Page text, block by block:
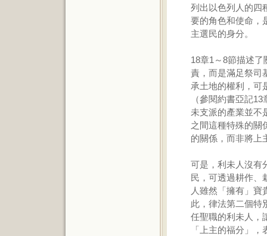
列出以色列人的四
要的角色和使命，
主選民的身分。
18章1～8節描述
責，而是滿足祭司
承土地的權利，可
（參閱約書亞記
未支派的產業並不
之間這種特殊的關
的關係，而非將上
可是，利未人沒有
民，可透過耕作、
人雖然「擁有」寶
此，律法第二個特
任聖職的利未人，
「上主的福分」